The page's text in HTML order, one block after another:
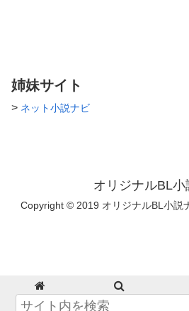
姉妹サイト
> ネット小説ナビ
オリジナルBL小
Copyright © 2019 オリジナルBL小説
ホーム